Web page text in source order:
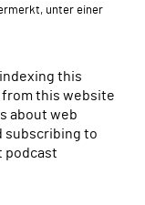
unter einer
this
this website
about web
subscribing to
podcast